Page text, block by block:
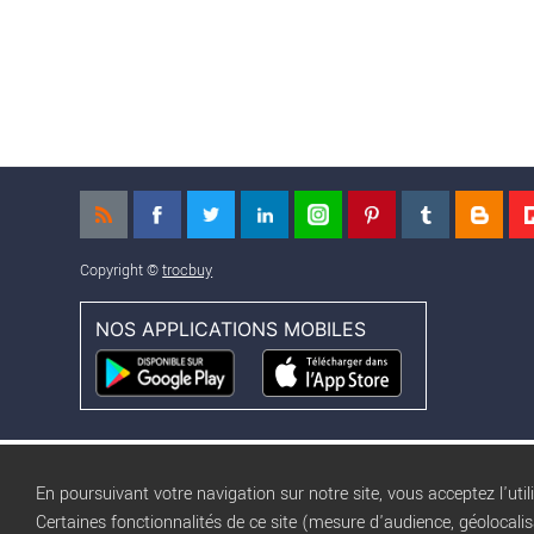
Copyright ©trocbuy
NOS APPLICATIONS MOBILES
En poursuivant votre navigation sur notre site, vous acceptez
Certaines fonctionnalités de ce site (mesure d'audience,